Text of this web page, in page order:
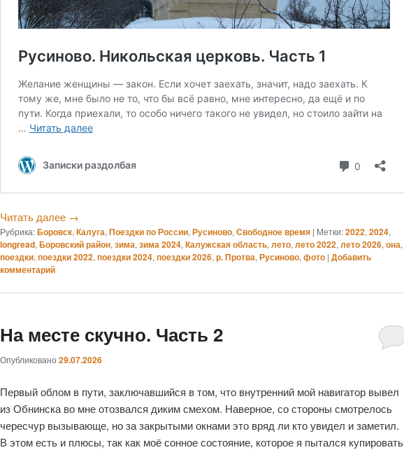
Читать далее →
Рубрика:Боровск, Калуга, Поездки по России, Русиново, Свободное время | Метки:2022, 2024,
longread, Боровский район, зима, зима 2024, Калужская область, лето, лето 2022, лето 2026, она,
поездки, поездки 2022, поездки 2024, поездки 2026, р. Протва, Русиново, фото | Добавить
комментарий
На месте скучно. Часть 2
Опубликовано 29.07.2026
Первый облом в пути, заключавшийся в том, что внутренний мой навигатор вывел
из Обнинска во мне отозвался диким смехом. Наверное, со стороны смотрелось
чересчур вызывающе, но за закрытыми окнами это вряд ли кто увидел и заметил.
В этом есть и плюсы, так как моё сонное состояние, которое я пытался купировать